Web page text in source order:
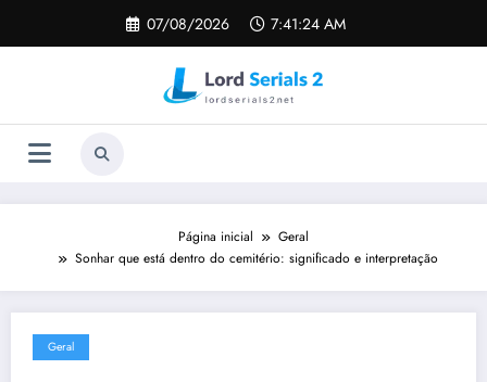
o
07/08/2026 7:41:25 AM
Página inicial
Geral
Sonhar que está dentro do cemitério: significado e interpretação
Geral